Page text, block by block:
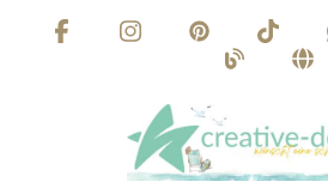
Zum Hauptinhalt springen